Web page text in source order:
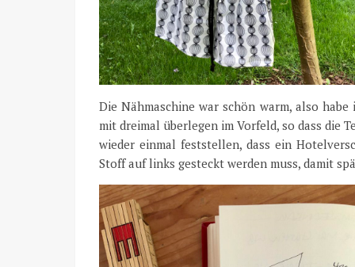
Die Nähmaschine war schön warm, also
mit dreimal überlegen im Vorfeld, so dass die
wieder einmal feststellen, dass ein
Stoff auf links gesteckt werden muss, damit